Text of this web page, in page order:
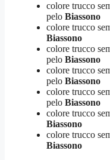
colore trucco
pelo Biassono
colore trucco
Biassono
colore trucco
pelo Biassono
colore trucco
pelo Biassono
colore trucco
pelo Biassono
colore trucco
Biassono
colore trucco
Biassono